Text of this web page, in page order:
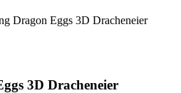
Dragon Eggs 3D Dracheneier
3D Dracheneier